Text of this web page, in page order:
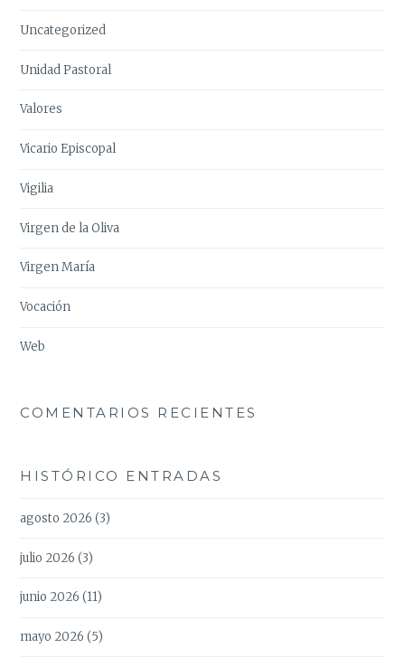
Uncategorized
Unidad Pastoral
Valores
Vicario Episcopal
Vigilia
Virgen de la Oliva
Virgen María
Vocación
Web
COMENTARIOS RECIENTES
HISTÓRICO ENTRADAS
agosto 2026 (3)
julio 2026 (3)
junio 2026 (11)
mayo 2026 (5)